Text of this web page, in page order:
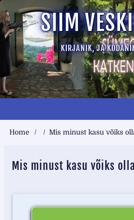
to
main
content
SIIM
KIRJANIK, JA
Main
Breadcrumb
Home Mis minust kasu võiks
Mis minust kasu võiks